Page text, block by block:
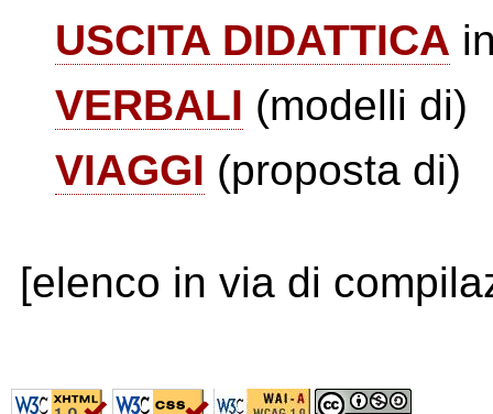
USCITA DIDATTICA
VERBALI (modelli di)
VIAGGI (proposta di)
[elenco in via di